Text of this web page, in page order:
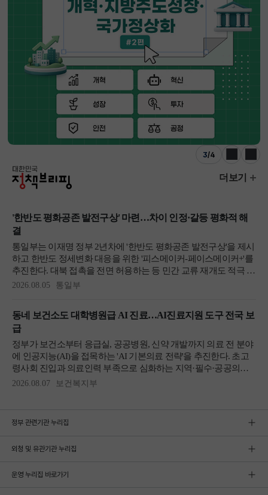
3/4
이전 다음
정부 관련기관 누리집
외청 및 유관기관 누리집
운영 누리집 바로가기